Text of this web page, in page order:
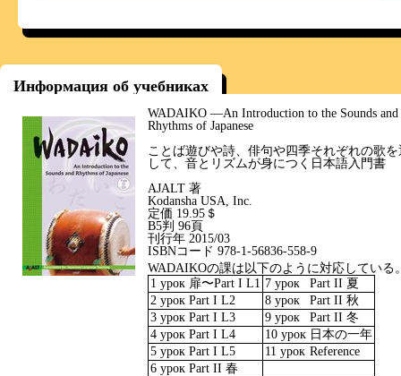
Информация об учебниках
WADAIKO ―An Introduction to the Sounds and
Rhythms of Japanese
ことば遊びや詩、俳句や四季それぞれの歌を
して、音とリズムが身につく日本語入門書
AJALT 著
Kodansha USA, Inc.
定価 19.95＄
B5判 96頁
刊行年 2015/03
ISBNコード 978-1-56836-558-9
WADAIKOの課は以下のように対応している
1 урок 扉〜Part I L1 7 урок
Part II 夏
2 урок Part I L2 8 урок
Part II 秋
3 урок Part I L3 9 урок
Part II 冬
4 урок Part I L4 10 урок 日本の一年
5 урок Part I L5 11 урок Reference
6 урок Part II 春